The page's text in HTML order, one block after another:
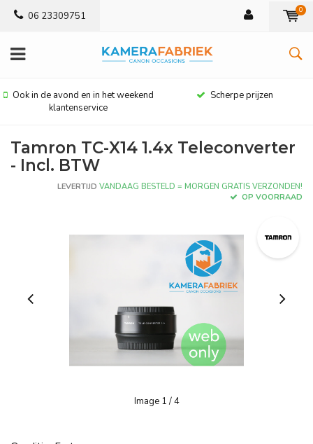
06 23309751 0
Ook in de avond en in het weekend
klantenservice
Scherpe prijzen
Tamron TC-X14 1.4x Teleconverter
- Incl. BTW
LEVERTIJD VANDAAG BESTELD = MORGEN GRATIS VERZONDEN!
OP VOORRAAD
Image 1 / 4